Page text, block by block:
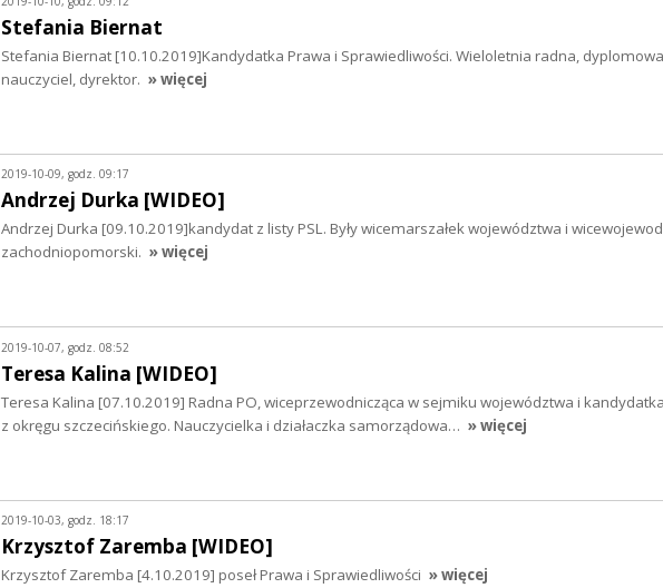
Stefania Biernat
Stefania Biernat [10.10.2019]Kandydatka Prawa i Sprawiedliwości. Wieloletnia radna,
nauczyciel, dyrektor. » więcej
2019-10-09, godz. 09:17
Andrzej Durka [WIDEO]
Andrzej Durka [09.10.2019]kandydat z listy PSL. Były wicemarszałek województwa i
zachodniopomorski. » więcej
2019-10-07, godz. 08:52
Teresa Kalina [WIDEO]
Teresa Kalina [07.10.2019] Radna PO, wiceprzewodnicząca w sejmiku województwa i
z okręgu szczecińskiego. Nauczycielka i działaczka samorządowa… » więcej
2019-10-03, godz. 18:17
Krzysztof Zaremba [WIDEO]
Krzysztof Zaremba [4.10.2019] poseł Prawa i Sprawiedliwości » więcej